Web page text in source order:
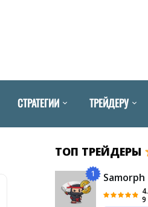
СТРАТЕГИИ ТРЕЙДЕРУ
ТОП ТРЕЙДЕРЫ
1 Samorph
4.
9